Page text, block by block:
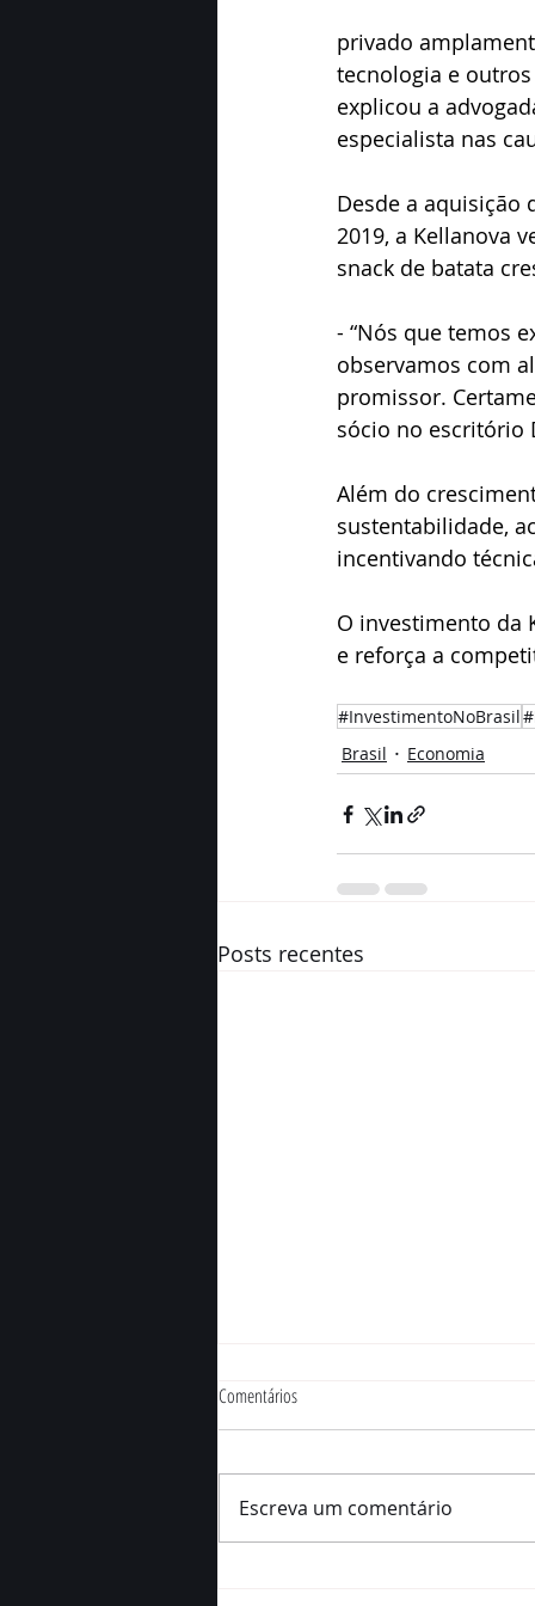
privado
tecnologia e
explicou a
especialista nas
Desde a aquisição
2019, a Kellanova
snack de batata
- “Nós que temos
observamos com
promissor.
sócio no escritório
Além do
sustentabilidade,
incentivando
O investimento da
e reforça a
#InvestimentoNoBrasil
Brasil
Economia
Posts recentes
Comentários
Escreva um comentário